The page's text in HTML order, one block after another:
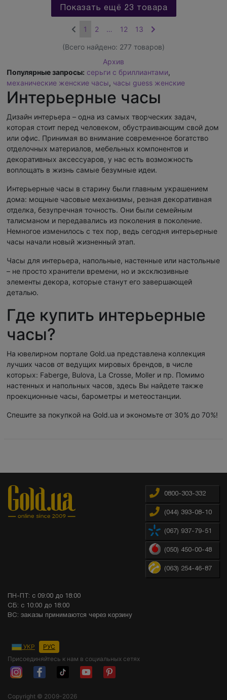
Показать ещё 23 товара
1 2 … 12 13
(Всего найдено: 277 товаров)
Архив
Популярные запросы: серьги с бриллиантами,
механические женские часы, часы guess женские
Интерьерные часы
Дизайн интерьера – одна из самых творческих задач,
которая стоит перед человеком, обустраивающим свой дом
или офис. Принимая во внимание современное богатство
отделочных материалов, мебельных компонентов и
декоративных аксессуаров, у нас есть возможность
воплощать в жизнь самые безумные идеи.
Интерьерные часы в старину были главным украшением
дома: мощные часовые механизмы, резная декоративная
отделка, безупречная точность. Они были семейным
талисманом и передавались из поколения в поколение.
Немногое изменилось с тех пор, ведь сегодня интерьерные
часы начали новый жизненный этап.
Часы для интерьера, напольные, настенные или настольные
– не просто хранители времени, но и эксклюзивные
элементы декора, которые станут его завершающей
деталью.
Где купить интерьерные
часы?
На ювелирном портале Gold.ua представлена коллекция
лучших часов от ведущих мировых брендов, в числе
которых: Faberge, Bulova, La Crosse, Moller и пр. Помимо
настенных и напольных часов, здесь Вы найдете также
проекционные часы, барометры и метеостанции.
Спешите за покупкой на Gold.ua и экономьте от 30% до 70%!
0800-303-332
(044) 393-08-10
(067) 937-79-51
(050) 450-00-48
(063) 254-46-87
ПН-ПТ: с 09:00 до 18:00
СБ: с 10:00 до 18:00
ВС: заказы принимаются через корзину
УКР
РУС
Присоединяйтесь к нам в социальных сетях
Copyright © 2009-2026